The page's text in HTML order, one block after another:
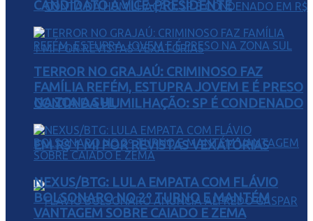
CONTA DA HUMILHAÇÃO: SP É CONDENADO
EM R$ 1 MI POR REVISTAS VEXATÓRIAS
CANDIDATO A VICE-PRESIDENTE
TERROR NO GRAJAÚ: CRIMINOSO FAZ
FAMÍLIA REFÉM, ESTUPRA JOVEM E É PRESO
NA ZONA SUL
NEXUS/BTG: LULA EMPATA COM FLÁVIO
BOLSONARO NO 2º TURNO E MANTÉM
VANTAGEM SOBRE CAIADO E ZEMA